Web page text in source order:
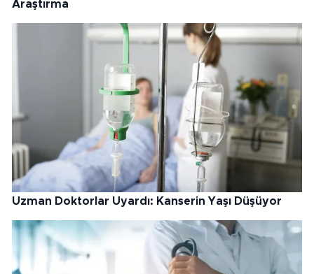
Araştırma
Uzman Doktorlar Uyardı: Kanserin Yaşı Düşüyor